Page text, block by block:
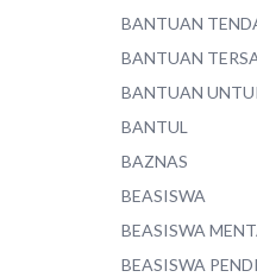
BANTUAN
BANTUAN
BANTUAN
BANTUL
BAZNAS
BEASISWA
BEASISWA
BEASISWA